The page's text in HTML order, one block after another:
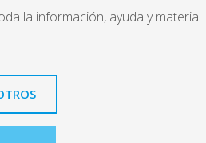
la información, ayuda y material